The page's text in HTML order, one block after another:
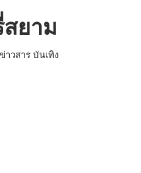
ยาม
าวสาร บันเทิง